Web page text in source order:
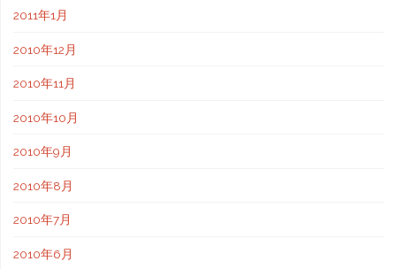
2011年1月
2010年12月
2010年11月
2010年10月
2010年9月
2010年8月
2010年7月
2010年6月